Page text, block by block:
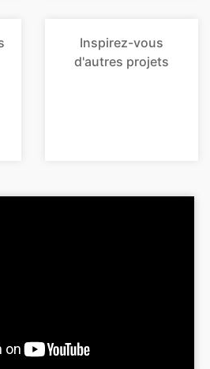
Inspirez-vous
d'autres projets